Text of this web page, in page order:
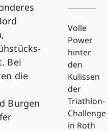
Bei
die
Burgen
Volle
Power
hinter
den
Kulissen
der
Triathlon-
Challenge
in Roth